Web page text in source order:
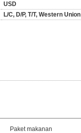
USD
L/C, D/P, T/T, Western Union
Paket makanan